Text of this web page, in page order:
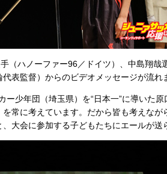
（ハノーファー96／ドイツ）、中島翔哉
表監督）からのビデオメッセージが流れ
少年団（埼玉県）を“日本一”に導いた
常に考えています。だから皆も考えなが
大会に参加する子どもたちにエールが送